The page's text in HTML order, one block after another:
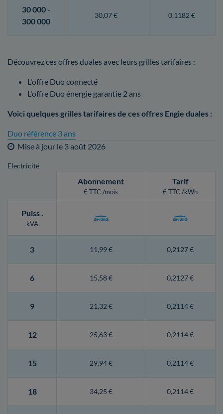
30 000 -
300 000
30,07 € 0,1182 €
Découvrez ces offres duales avec leurs grilles tarifaires :
L'offre Duo connecté
L'offre Duo énergie garantie 2 ans
Voici quelques grilles tarifaires de ces offres Engie duales :
Duo référence 3 ans
Mise à jour le 3 août 2026
Electricité
Abonnement
€ TTC /mois
Tarif
€ TTC /kWh
Puiss.
kVA
3 11,99 € 0,2127 €
6 15,58 € 0,2127 €
9 21,32 € 0,2114 €
12 25,63 € 0,2114 €
15 29,94 € 0,2114 €
18 34,25 € 0,2114 €